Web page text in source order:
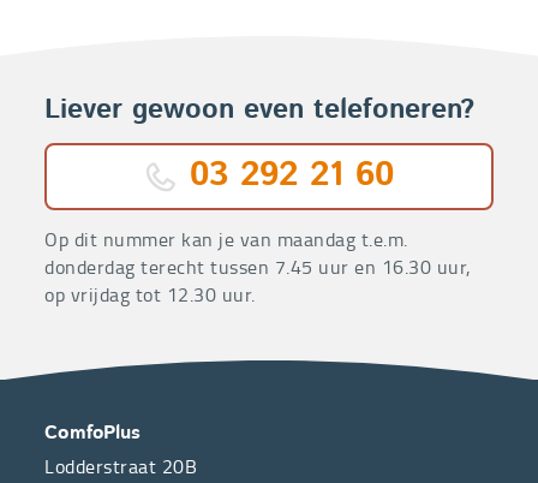
Liever gewoon even telefoneren?
03 292 21 60
Op dit nummer kan je van maandag t.e.m.
donderdag terecht tussen 7.45 uur en 16.30 uur,
op vrijdag tot 12.30 uur.
OVER
ONS
CONTACT
ComfoPlus
Lodderstraat 20B